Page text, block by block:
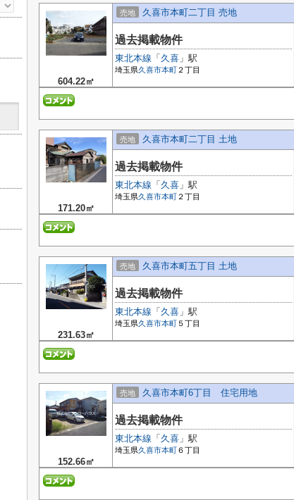
604.22㎡
売地 久喜市本町二丁目 売地
過去掲載物件
東北本線 「 久喜 」駅
埼玉県久喜市本町 ２丁目
171.20㎡
売地 久喜市本町二丁目 土地
過去掲載物件
東北本線 「 久喜 」駅
埼玉県久喜市本町 ２丁目
231.63㎡
売地 久喜市本町五丁目 土地
過去掲載物件
東北本線 「 久喜 」駅
埼玉県久喜市本町 ５丁目
152.66㎡
売地 久喜市本町6丁目 住宅用地
過去掲載物件
東北本線 「 久喜 」駅
埼玉県久喜市本町 ６丁目